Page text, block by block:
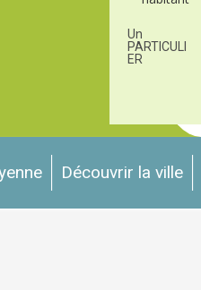
Un
PARTICULI
ER
Découvrir la ville